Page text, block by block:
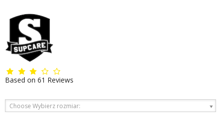
Based on 61 Reviews
Choose Wybierz rozmiar: